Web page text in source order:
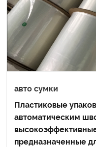
авто сумки
Пластиковые
автоматическим
предназначенные